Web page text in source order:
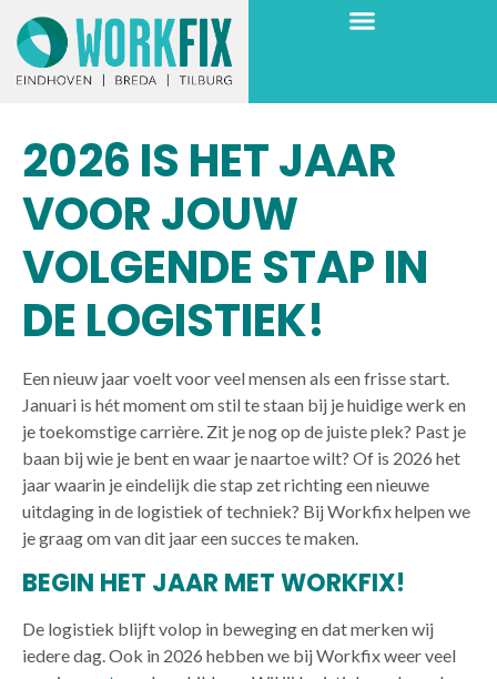
2026 IS HET JAAR
VOOR JOUW
VOLGENDE STAP IN
DE LOGISTIEK!
Een nieuw jaar voelt voor veel mensen als een frisse start.
Januari is hét moment om stil te staan bij je huidige werk en
je toekomstige carrière. Zit je nog op de juiste plek? Past je
baan bij wie je bent en waar je naartoe wilt? Of is 2026 het
jaar waarin je eindelijk die stap zet richting een nieuwe
uitdaging in de logistiek of techniek? Bij Workfix helpen we
je graag om van dit jaar een succes te maken.
BEGIN HET JAAR MET WORKFIX!
De logistiek blijft volop in beweging en dat merken wij
iedere dag. Ook in 2026 hebben we bij Workfix weer veel